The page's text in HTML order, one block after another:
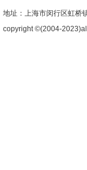
地址：上海市闵行区虹桥
copyright ©(2004-